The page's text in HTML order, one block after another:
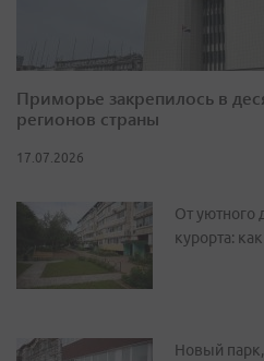
Приморье закрепилось в
регионов страны
17.07.2026
От уютного
курорта:
Новый